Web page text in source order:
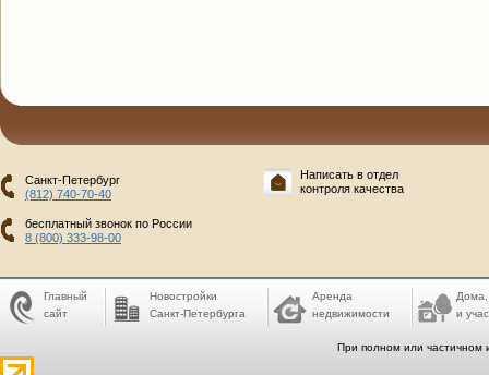
Санкт-Петербург
(812) 740-70-40
бесплатный звонок по России
8 (800) 333-98-00
Написать в отдел
контроля качества
Главный
сайт
Новостройки
Санкт-Петербурга
Аренда
недвижимости
Дома,
и
При полном или частичном